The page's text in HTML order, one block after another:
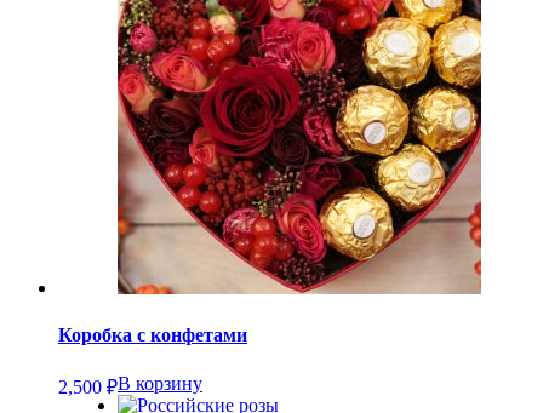
Коробка с конфетами
2,500 ₽В корзину